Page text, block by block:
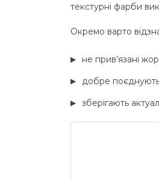
текстурні фарби
Окремо варто
не прив’язані
добре
зберігають